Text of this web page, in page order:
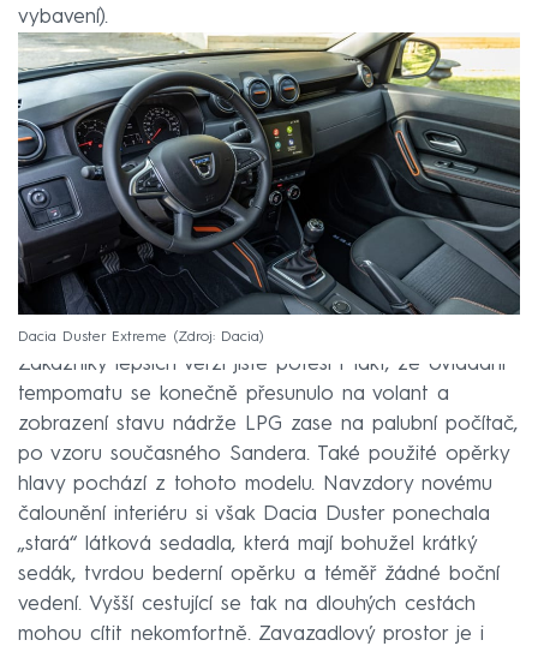
vybavení).
Dacia Duster Extreme Zdroj: Dacia
Zákazníky lepších verzí jistě potěší i fakt, že ovládání
tempomatu se konečně přesunulo na volant a
zobrazení stavu nádrže LPG zase na palubní počítač,
po vzoru současného Sandera. Také použité opěrky
hlavy pochází z tohoto modelu. Navzdory novému
čalounění interiéru si však Dacia Duster ponechala
„stará“ látková sedadla, která mají bohužel krátký
sedák, tvrdou bederní opěrku a téměř žádné boční
vedení. Vyšší cestující se tak na dlouhých cestách
mohou cítit nekomfortně. Zavazadlový prostor je i